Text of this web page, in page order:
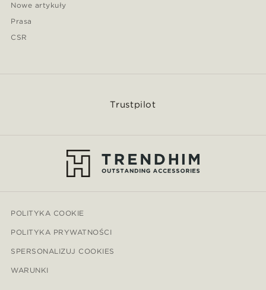
Nowe artykuły
Prasa
CSR
Trustpilot
POLITYKA COOKIE
POLITYKA PRYWATNOŚCI
SPERSONALIZUJ COOKIES
WARUNKI